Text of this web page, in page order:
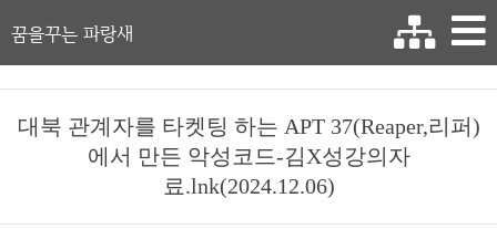
꿈을꾸는 파랑새
대북 관계자를 타켓팅 하는 APT 37(Reaper,리퍼)
에서 만든 악성코드-김X성강의자
료.lnk(2024.12.06)